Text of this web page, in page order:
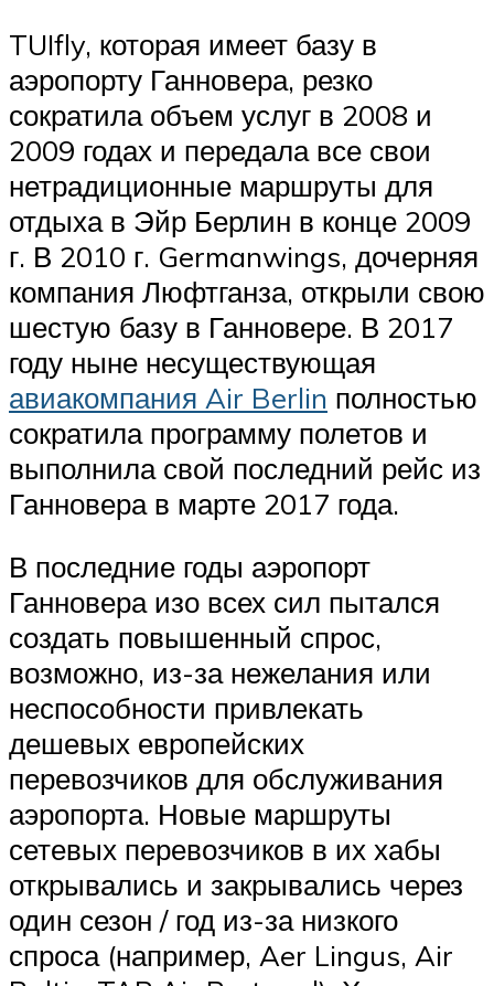
TUIfly, которая имеет базу в
аэропорту Ганновера, резко
сократила объем услуг в 2008 и
2009 годах и передала все свои
нетрадиционные маршруты для
отдыха в Эйр Берлин в конце 2009
г. В 2010 г. Germanwings, дочерняя
компания Люфтганза, открыли свою
шестую базу в Ганновере. В 2017
году ныне несуществующая
авиакомпания Air Berlin полностью
сократила программу полетов и
выполнила свой последний рейс из
Ганновера в марте 2017 года.
В последние годы аэропорт
Ганновера изо всех сил пытался
создать повышенный спрос,
возможно, из-за нежелания или
неспособности привлекать
дешевых европейских
перевозчиков для обслуживания
аэропорта. Новые маршруты
сетевых перевозчиков в их хабы
открывались и закрывались через
один сезон / год из-за низкого
спроса (например, Aer Lingus, Air